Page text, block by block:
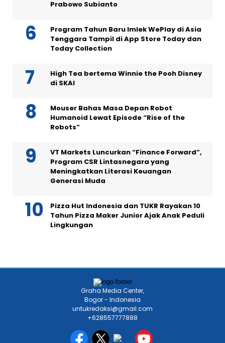
Prabowo Subianto
Program Tahun Baru Imlek WePlay di Asia
Tenggara Tampil di App Store Today dan
Today Collection
High Tea bertema Winnie the Pooh Disney
di SKAI
Mouser Bahas Masa Depan Robot
Humanoid Lewat Episode “Rise of the
Robots”
VT Markets Luncurkan “Finance Forward”,
Program CSR Lintasnegara yang
Meningkatkan Literasi Keuangan
Generasi Muda
Pizza Hut Indonesia dan TUKR Rayakan 10
Tahun Pizza Maker Junior Ajak Anak Peduli
Lingkungan
Graha Media Center,
Bogor - Indonesia
untukredaksi@gmail.com
+628557777888